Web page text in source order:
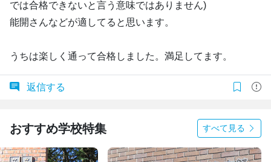
では合格できないと言う意味ではありません)
能開さんなどが適してると思います。
うちは楽しく通って合格しました。満足してます。
返信する
おすすめ学校特集 すべて見る